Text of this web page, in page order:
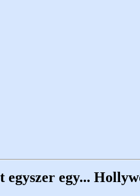
egyszer egy...